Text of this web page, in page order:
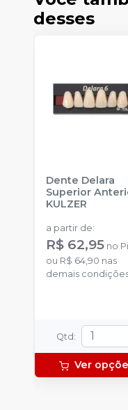
desses
Dente Delara
Superior
KULZER
a partir de:
R$ 62,95 no
ou R$ 64,90 nas
demais
Qtd :
Ver